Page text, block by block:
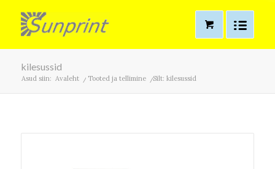
kilesussid
Asud siin: Avaleht / Tooted ja tellimine /Silt: kilesussid